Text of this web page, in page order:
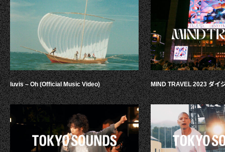
luvis – Oh (Official Music Video) MIND TRAVEL 2023 ダイ